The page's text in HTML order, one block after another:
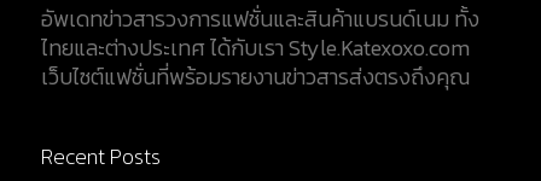
อัพเดทข่าวสารวงการแฟชั่นและสินค้าแบรนด์เนม ทั้ง
ไทยและต่างประเทศ ได้กับเรา Style.Katexoxo.com
เว็บไซต์แฟชั่นที่พร้อมรายงานข่าวสารส่งตรงถึงคุณ
Recent Posts